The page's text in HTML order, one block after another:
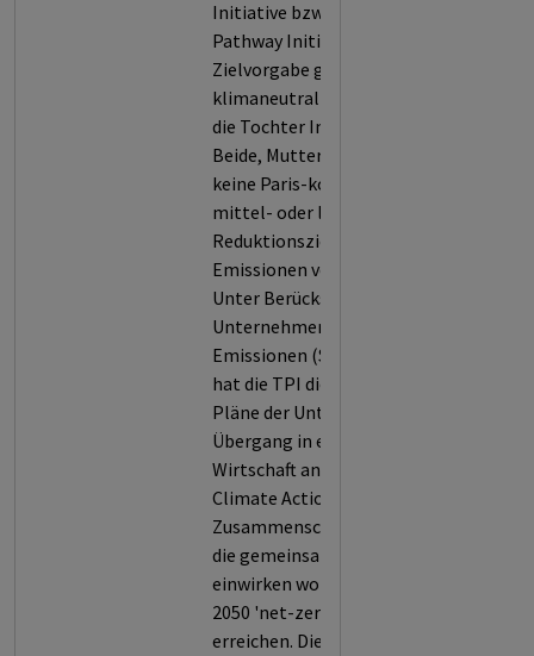
Initiative bzw. der Transition
Pathway Initiative (TPI) die
Zielvorgabe gegeben hat, bis 2050
klimaneutral zu sein, trifft dies auf
die Tochter Imperial Oil nicht zu.
Beide, Mutter und Tochter, haben
keine Paris-kompatible kurz-,
mittel- oder langfristige
Reduktionsziele für ihre
Emissionen veröffentlicht.
Unter Berücksichtigung der für das
Unternehmen relevanten
Emissionen (Scope 1, 2 und/oder 3)
hat die TPI die veröffentlichten
Pläne der Unternehmens für einen
Übergang in eine emissionsarme
Wirtschaft analysiert.
Climate Action 100+ ist ein
Zusammenschluss von Investoren,
die gemeinsam auf Unternehmen
einwirken wollen, dass diese bis
2050 'net-zero' Emissionen
erreichen. Die Investoren